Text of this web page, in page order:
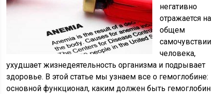
негативно
отражается на
общем
самочувствии
человека,
ухудшает жизнедеятельность организма и подрывает
здоровье. В этой статье мы узнаем все о гемоглобине:
основной функционал, каким должен быть гемоглобин